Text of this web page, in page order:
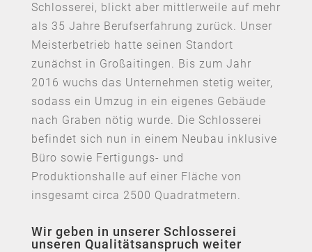
Schlosserei, blickt aber mittlerweile auf mehr
als 35 Jahre Berufserfahrung zurück. Unser
Meisterbetrieb hatte seinen Standort
zunächst in Großaitingen. Bis zum Jahr
2016 wuchs das Unternehmen stetig weiter,
sodass ein Umzug in ein eigenes Gebäude
nach Graben nötig wurde. Die Schlosserei
befindet sich nun in einem Neubau inklusive
Büro sowie Fertigungs- und
Produktionshalle auf einer Fläche von
insgesamt circa 2500 Quadratmetern.
Wir geben in unserer Schlosserei
unseren Qualitätsanspruch weiter